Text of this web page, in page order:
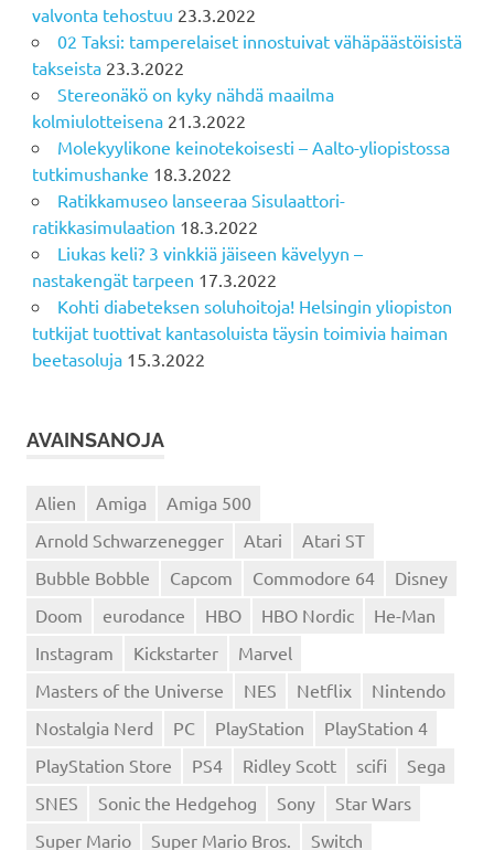
valvonta tehostuu 23.3.2022
02 Taksi: tamperelaiset innostuivat vähäpäästöisistä
takseista 23.3.2022
Stereonäkö on kyky nähdä maailma
kolmiulotteisena 21.3.2022
Molekyylikone keinotekoisesti – Aalto-yliopistossa
tutkimushanke 18.3.2022
Ratikkamuseo lanseeraa Sisulaattori-
ratikkasimulaation 18.3.2022
Liukas keli? 3 vinkkiä jäiseen kävelyyn –
nastakengät tarpeen 17.3.2022
Kohti diabeteksen soluhoitoja! Helsingin yliopiston
tutkijat tuottivat kantasoluista täysin toimivia haiman
beetasoluja 15.3.2022
AVAINSANOJA
Alien Amiga
Amiga 500
Arnold Schwarzenegger
Atari
Atari ST
Bubble Bobble
Capcom Commodore 64
Disney
Doom
eurodance HBO HBO Nordic
He-Man
Instagram
Kickstarter
Marvel
Masters of the Universe
NES Netflix
Nintendo
Nostalgia Nerd
PC PlayStation
PlayStation 4
PlayStation Store
PS4 Ridley Scott scifi
Sega
SNES
Sonic the Hedgehog Sony
Star Wars
Super Mario
Super Mario Bros. Switch